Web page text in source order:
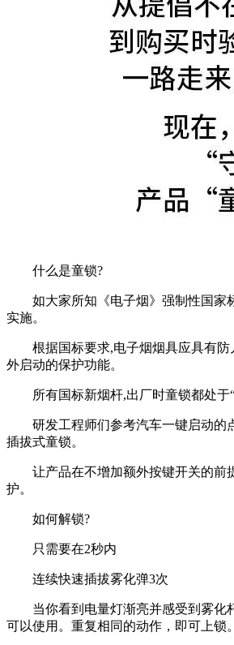
什么是童锁?
如大家所知《电子烟》强制性国家
实施。
根据国标要求,电子烟烟具应具有
外启动的保护功能。
所有国标新烟杆,出厂时童锁都处于“
研发工程师们参考汽车一键启动的
插拔式童锁。
让产品在不增加额外按键开关的前
护。
如何解锁?
只需要在2秒内
连续快速插拔雾化弹3次
当你看到电量灯渐亮并感受到雾化
可以使用。重复相同的动作，即可上锁。